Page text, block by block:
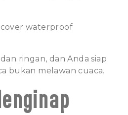
waterproof
ringan, dan Anda siap
bukan melawan cuaca.